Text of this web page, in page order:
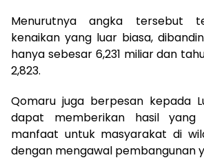
Menurutnya angka tersebut
kenaikan yang luar biasa,
hanya sebesar 6,231 miliar dan
2,823.
Qomaru juga berpesan kepada
dapat memberikan hasil yang
manfaat untuk masyarakat di
dengan mengawal pembangunan